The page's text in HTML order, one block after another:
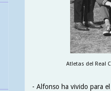
Atletas del Real
- Alfonso ha vivido para